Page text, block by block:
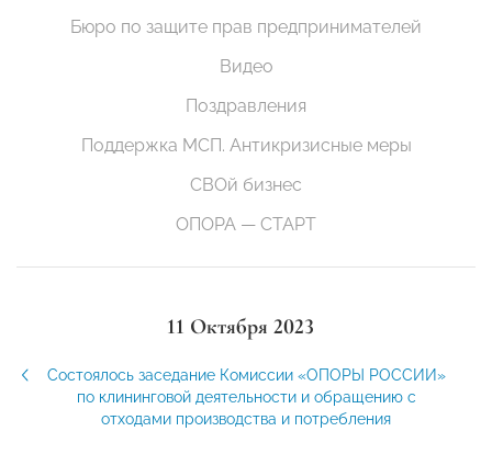
Бюро по защите прав предпринимателей
Видео
Поздравления
Поддержка МСП. Антикризисные меры
СВОй бизнес
ОПОРА — СТАРТ
11 Октября 2023
Состоялось заседание Комиссии «ОПОРЫ РОССИИ»
по клининговой деятельности и обращению с
отходами производства и потребления